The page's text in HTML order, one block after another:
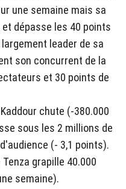
une semaine mais sa
dépasse les 40 points
leader de sa
son concurrent de la
et 30 points de
chute (-380.000
sous les 2 millions de
(- 3,1 points).
grapille 40.000
semaine).